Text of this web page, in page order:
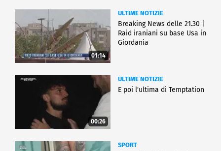
01:14
ULTIME NOTIZIE
Breaking News delle 21.30 |
Raid iraniani su base Usa in
Giordania
00:26
ULTIME NOTIZIE
E poi l'ultima di Temptation
SPORT